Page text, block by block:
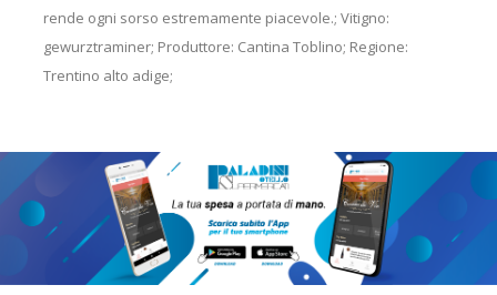
rende ogni sorso estremamente piacevole.; Vitigno:
gewurztraminer; Produttore: Cantina Toblino; Regione:
Trentino alto adige;